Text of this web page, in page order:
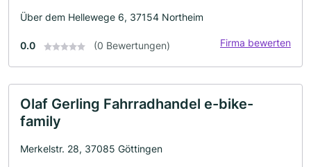
Über dem Hellewege 6, 37154 Northeim
0.0 (0 Bewertungen) Firma bewerten
Olaf Gerling Fahrradhandel e-bike-
family
Merkelstr. 28, 37085 Göttingen